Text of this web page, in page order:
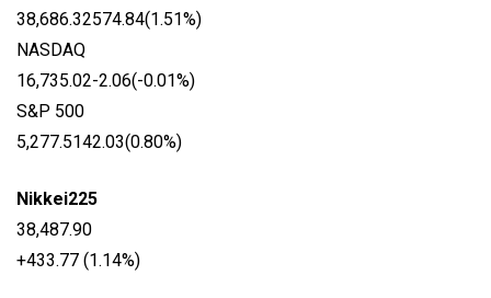
38,686.32574.84(1.51%)
NASDAQ
16,735.02-2.06(-0.01%)
S&P 500
5,277.5142.03(0.80%)
Nikkei225
38,487.90
+433.77 (1.14%)